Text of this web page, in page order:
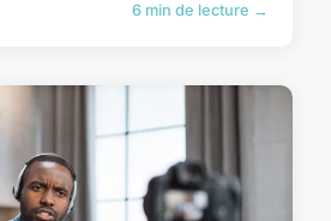
6 min de lecture →